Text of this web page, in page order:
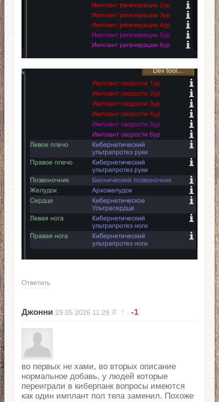
Ответить
Джонни 29.05.2026 11:29 # ↑ -1
во первых не хами, во вторых описание
нормальное добавь, у людей которые
переиграли в киберпанк вопросы имеются
как один имплант пол тела заменил. Похоже